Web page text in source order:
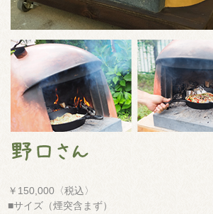
￥150,000〈税込〉
■サイズ（煙突含まず）